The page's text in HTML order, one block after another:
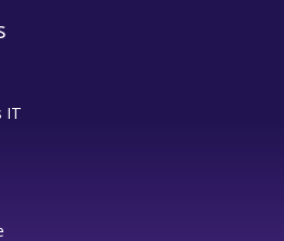
IT